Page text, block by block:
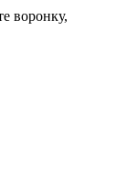
воронку,